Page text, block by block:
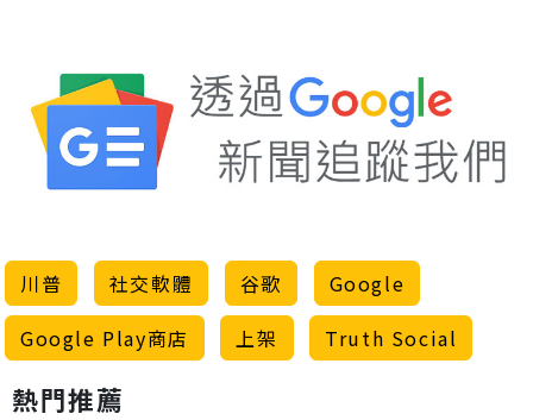
川普 社交軟體 谷歌
Google
Google Play商店
上架 Truth Social
熱門推薦